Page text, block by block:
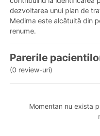
dezvoltarea unui plan de
Medima este alcătuită din
renume.
Parerile
(0 review-uri)
Momentan nu exista